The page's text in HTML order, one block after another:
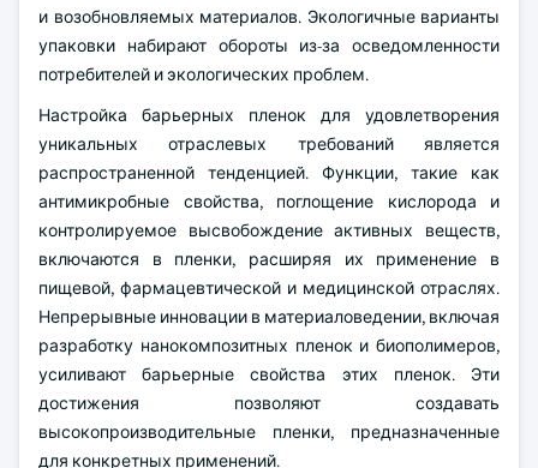
и возобновляемых материалов. Экологичные варианты
упаковки набирают обороты из-за осведомленности
потребителей и экологических проблем.
Настройка барьерных пленок для удовлетворения
уникальных отраслевых требований является
распространенной тенденцией. Функции, такие как
антимикробные свойства, поглощение кислорода и
контролируемое высвобождение активных веществ,
включаются в пленки, расширяя их применение в
пищевой, фармацевтической и медицинской отраслях.
Непрерывные инновации в материаловедении, включая
разработку нанокомпозитных пленок и биополимеров,
усиливают барьерные свойства этих пленок. Эти
достижения позволяют создавать
высокопроизводительные пленки, предназначенные
для конкретных применений.